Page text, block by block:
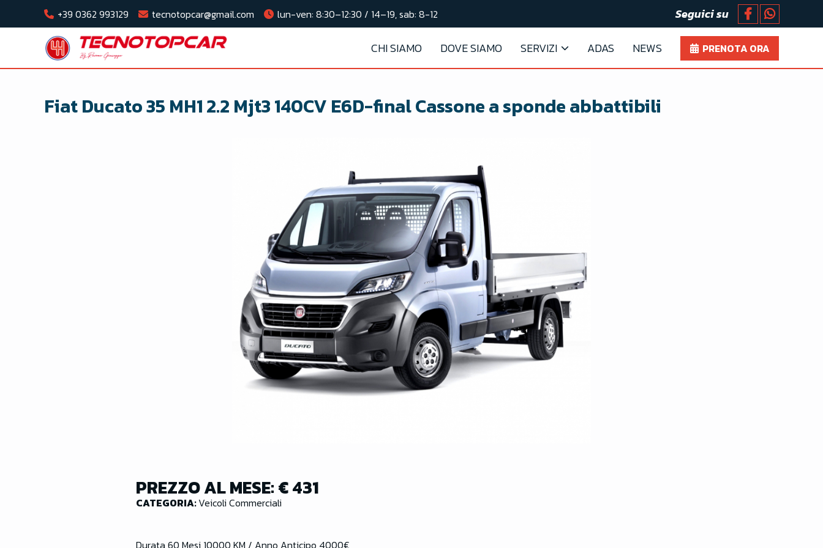
+39 0362 993129 tecnotopcar@gmail.com lun-ven: 8:30–12:30 / 14–19, sab: 8-12 Seguici su
CHI SIAMO DOVE SIAMO SERVIZI ADAS NEWS PRENOTA ORA
Fiat Ducato 35 MH1 2.2 Mjt3 140CV E6D-final Cassone a sponde abbattibili
PREZZO AL MESE:€ 431
CATEGORIA:Veicoli Commerciali